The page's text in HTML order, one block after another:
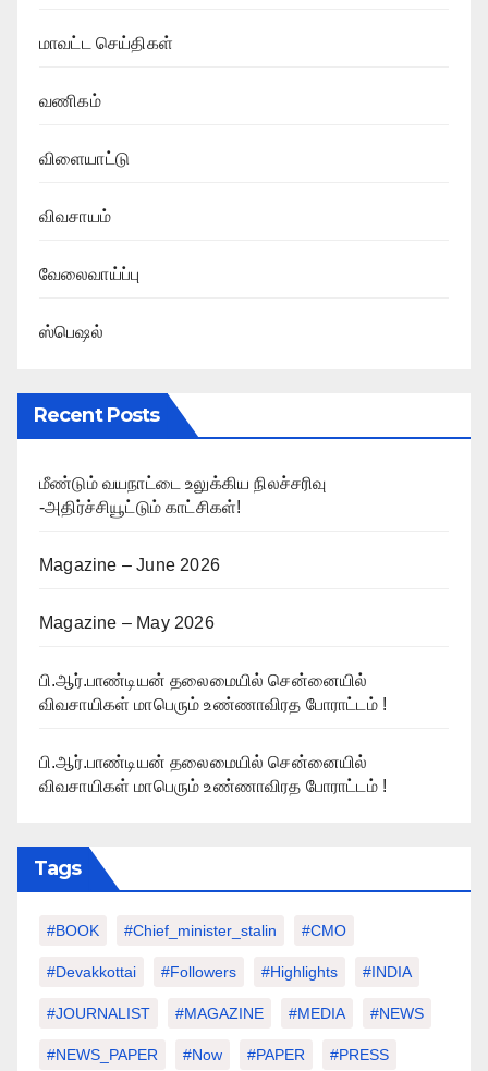
மாவட்ட செய்திகள்
வணிகம்
விளையாட்டு
விவசாயம்
வேலைவாய்ப்பு
ஸ்பெஷல்
Recent Posts
மீண்டும் வயநாட்டை உலுக்கிய நிலச்சரிவு
-அதிர்ச்சியூட்டும் காட்சிகள்!
Magazine – June 2026
Magazine – May 2026
பி.ஆர்.பாண்டியன் தலைமையில் சென்னையில்
விவசாயிகள் மாபெரும் உண்ணாவிரத போராட்டம் !
பி.ஆர்.பாண்டியன் தலைமையில் சென்னையில்
விவசாயிகள் மாபெரும் உண்ணாவிரத போராட்டம் !
Tags
#BOOK #chief_minister_stalin #CMO
#devakkottai #followers #highlights #INDIA
#JOURNALIST #MAGAZINE #MEDIA #NEWS
#NEWS_PAPER #Now #PAPER #PRESS